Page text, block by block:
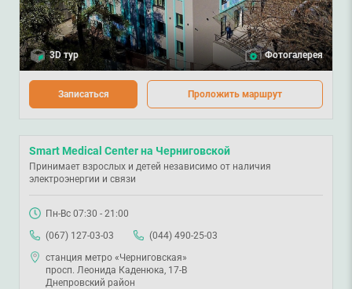
3D тур Фотогалерея
Записаться Проложить маршрут
Smart Medical Center на Черниговской
Принимает взрослых и детей независимо от наличия
электроэнергии и связи
Пн-Вс 07:30 - 21:00
(067) 127-03-03
(044) 490-25-03
станция метро «Черниговская»
просп. Леонида Каденюка, 17-В
Днепровский район